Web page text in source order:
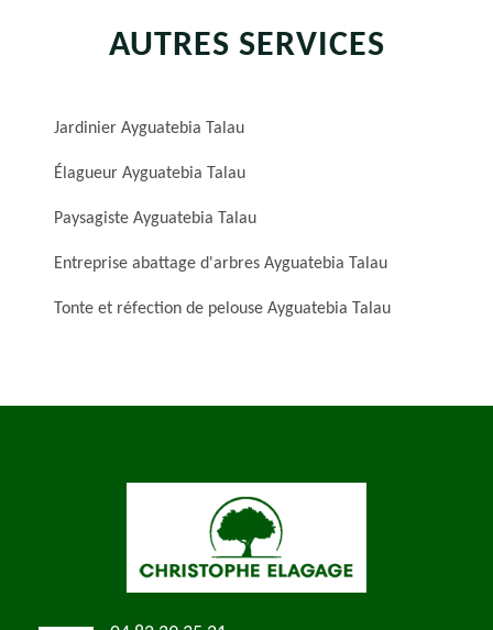
AUTRES SERVICES
Jardinier Ayguatebia Talau
Élagueur Ayguatebia Talau
Paysagiste Ayguatebia Talau
Entreprise abattage d'arbres Ayguatebia Talau
Tonte et réfection de pelouse Ayguatebia Talau